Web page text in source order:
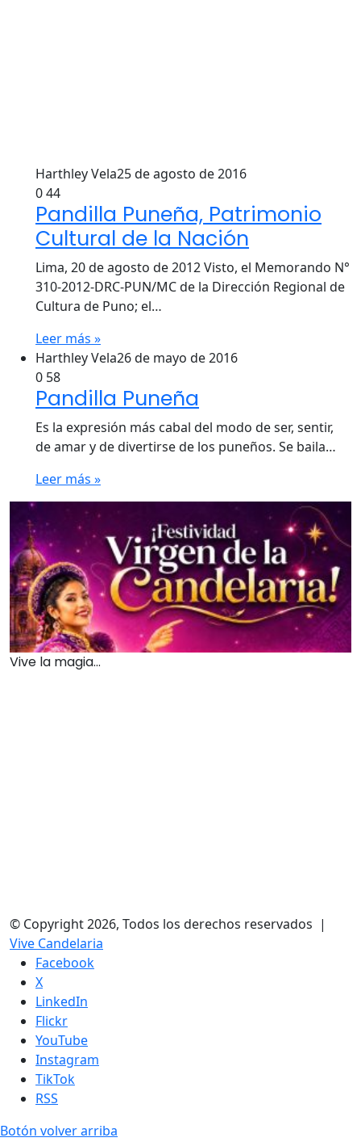
Harthley Vela25 de agosto de 2016
044
Pandilla Puneña, Patrimonio
Cultural de la Nación
Lima, 20 de agosto de 2012 Visto, el Memorando N°
310-2012-DRC-PUN/MC de la Dirección Regional de
Cultura de Puno; el…
Leer más »
Harthley Vela26 de mayo de 2016
0 58
Pandilla Puneña
Es la expresión más cabal del modo de ser, sentir,
de amar y de divertirse de los puneños. Se baila…
Leer más »
Vive la magia...
© Copyright 2026, Todos los derechos reservados |
Vive Candelaria
Facebook
X
LinkedIn
Flickr
YouTube
Instagram
TikTok
RSS
Botón volver arriba